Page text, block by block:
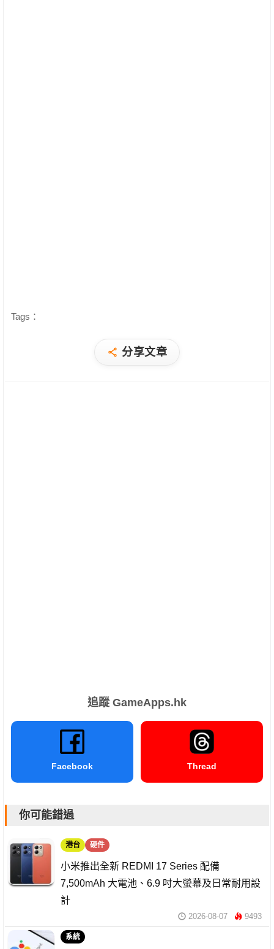
Tags：
分享文章
追蹤 GameApps.hk
Facebook Thread
你可能錯過
港台 硬件
小米推出全新 REDMI 17 Series 配備
7,500mAh 大電池、6.9 吋大螢幕及日常耐用設
計
2026-08-07 9493
系統